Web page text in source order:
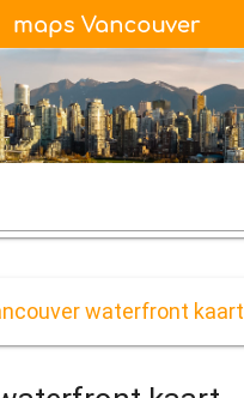
waterfront kaart